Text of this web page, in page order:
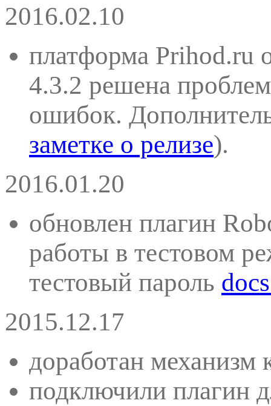
2016.02.10
платформа Prihod.ru
4.3.2 решена
ошибок.
заметке о релизе).
2016.01.20
обновлен плагин
работы в тестовом
тестовый пароль
2015.12.17
доработан
подключили плагин